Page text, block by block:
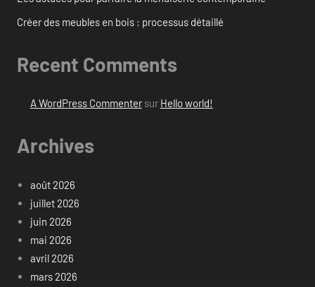
Créer des meubles en bois : processus détaillé
Recent Comments
A WordPress Commentersur Hello world!
Archives
août 2026
juillet 2026
juin 2026
mai 2026
avril 2026
mars 2026